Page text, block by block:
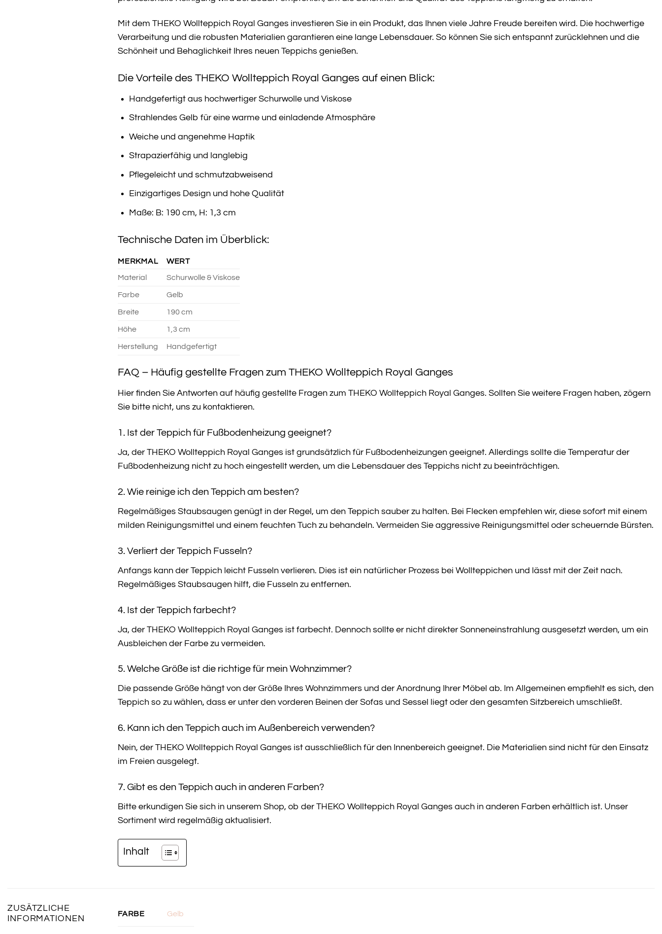
Mit dem THEKO Wollteppich Royal Ganges investieren Sie in ein Produkt, das Ihnen viele Jahre Freude bereiten wird. Die hochwertige
Verarbeitung und die robusten Materialien garantieren eine lange Lebensdauer. So können Sie sich entspannt zurücklehnen und die
Schönheit und Behaglichkeit Ihres neuen Teppichs genießen.
Die Vorteile des THEKO Wollteppich Royal Ganges auf einen Blick:
Handgefertigt aus hochwertiger Schurwolle und Viskose
Strahlendes Gelb für eine warme und einladende Atmosphäre
Weiche und angenehme Haptik
Strapazierfähig und langlebig
Pflegeleicht und schmutzabweisend
Einzigartiges Design und hohe Qualität
Maße: B: 190 cm, H: 1,3 cm
Technische Daten im Überblick:
MERKMAL WERT
Material Schurwolle & Viskose
Farbe Gelb
Breite 190 cm
Höhe 1,3 cm
Herstellung Handgefertigt
FAQ – Häufig gestellte Fragen zum THEKO Wollteppich Royal Ganges
Hier finden Sie Antworten auf häufig gestellte Fragen zum THEKO Wollteppich Royal Ganges. Sollten Sie weitere Fragen haben, zögern
Sie bitte nicht, uns zu kontaktieren.
1. Ist der Teppich für Fußbodenheizung geeignet?
Ja, der THEKO Wollteppich Royal Ganges ist grundsätzlich für Fußbodenheizungen geeignet. Allerdings sollte die Temperatur der
Fußbodenheizung nicht zu hoch eingestellt werden, um die Lebensdauer des Teppichs nicht zu beeinträchtigen.
2. Wie reinige ich den Teppich am besten?
Regelmäßiges Staubsaugen genügt in der Regel, um den Teppich sauber zu halten. Bei Flecken empfehlen wir, diese sofort mit einem
milden Reinigungsmittel und einem feuchten Tuch zu behandeln. Vermeiden Sie aggressive Reinigungsmittel oder scheuernde Bürsten.
3. Verliert der Teppich Fusseln?
Anfangs kann der Teppich leicht Fusseln verlieren. Dies ist ein natürlicher Prozess bei Wollteppichen und lässt mit der Zeit nach.
Regelmäßiges Staubsaugen hilft, die Fusseln zu entfernen.
4. Ist der Teppich farbecht?
Ja, der THEKO Wollteppich Royal Ganges ist farbecht. Dennoch sollte er nicht direkter Sonneneinstrahlung ausgesetzt werden, um ein
Ausbleichen der Farbe zu vermeiden.
5. Welche Größe ist die richtige für mein Wohnzimmer?
Die passende Größe hängt von der Größe Ihres Wohnzimmers und der Anordnung Ihrer Möbel ab. Im Allgemeinen empfiehlt es sich, den
Teppich so zu wählen, dass er unter den vorderen Beinen der Sofas und Sessel liegt oder den gesamten Sitzbereich umschließt.
6. Kann ich den Teppich auch im Außenbereich verwenden?
Nein, der THEKO Wollteppich Royal Ganges ist ausschließlich für den Innenbereich geeignet. Die Materialien sind nicht für den Einsatz
im Freien ausgelegt.
7. Gibt es den Teppich auch in anderen Farben?
Bitte erkundigen Sie sich in unserem Shop, ob der THEKO Wollteppich Royal Ganges auch in anderen Farben erhältlich ist. Unser
Sortiment wird regelmäßig aktualisiert.
Inhalt
ZUSÄTZLICHE
INFORMATIONEN
FARBE Gelb